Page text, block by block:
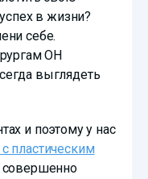
в жизни?
себе.
ОН
выглядеть
и поэтому у нас
пластическим